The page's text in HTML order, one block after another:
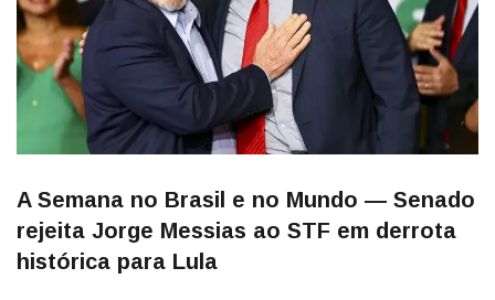
A Semana no Brasil e no Mundo — Senado
rejeita Jorge Messias ao STF em derrota
histórica para Lula